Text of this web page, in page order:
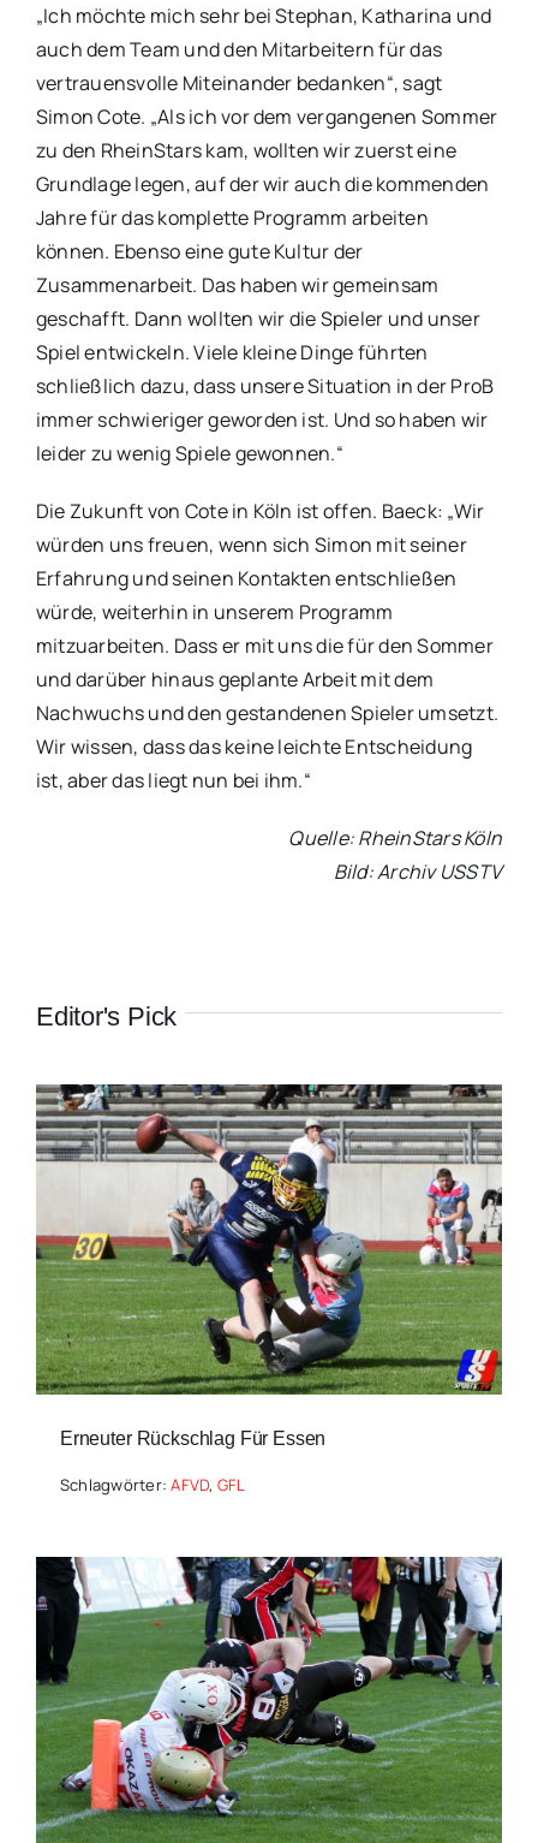
„Ich möchte mich sehr bei Stephan, Katharina und
auch dem Team und den Mitarbeitern für das
vertrauensvolle Miteinander bedanken“, sagt
Simon Cote. „Als ich vor dem vergangenen Sommer
zu den RheinStars kam, wollten wir zuerst eine
Grundlage legen, auf der wir auch die kommenden
Jahre für das komplette Programm arbeiten
können. Ebenso eine gute Kultur der
Zusammenarbeit. Das haben wir gemeinsam
geschafft. Dann wollten wir die Spieler und unser
Spiel entwickeln. Viele kleine Dinge führten
schließlich dazu, dass unsere Situation in der ProB
immer schwieriger geworden ist. Und so haben wir
leider zu wenig Spiele gewonnen.“
Die Zukunft von Cote in Köln ist offen. Baeck: „Wir
würden uns freuen, wenn sich Simon mit seiner
Erfahrung und seinen Kontakten entschließen
würde, weiterhin in unserem Programm
mitzuarbeiten. Dass er mit uns die für den Sommer
und darüber hinaus geplante Arbeit mit dem
Nachwuchs und den gestandenen Spieler umsetzt.
Wir wissen, dass das keine leichte Entscheidung
ist, aber das liegt nun bei ihm.“
Quelle: RheinStars Köln
Bild: Archiv USSTV
Editor's Pick
Erneuter Rückschlag Für Essen
Schlagwörter:AFVD, GFL